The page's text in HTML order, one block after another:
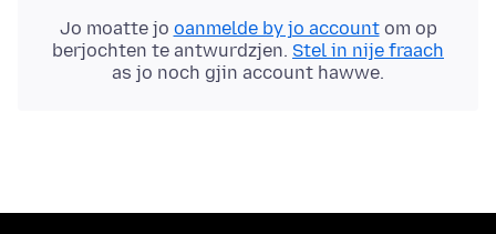
Jo moatte jo oanmelde by jo accountom op
berjochten te antwurdzjen. Stel in nije fraach
as jo noch gjin account hawwe.